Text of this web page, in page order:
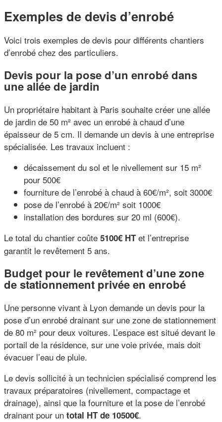
Exemples de devis d’enrobé
Voici trois exemples de devis pour différents chantiers
d’enrobé chez des particuliers.
Devis pour la pose d’un enrobé dans
une allée de jardin
Un propriétaire habitant à Paris souhaite créer une allée
de jardin de 50 m² avec un enrobé à chaud d’une
épaisseur de 5 cm. Il demande un devis à une entreprise
spécialisée. Les travaux incluent :
décaissement du sol et le nivellement sur 15 m²
pour 500€
fourniture de l’enrobé à chaud à 60€/m², soit 3000€
pose de l’enrobé à 20€/m² soit 1000€
installation des bordures sur 20 ml (600€).
Le total du chantier coûte 5100€ HTet l’entreprise
garantit le revêtement 5 ans.
Budget pour le revêtement d’une zone
de stationnement privée en enrobé
Une personne vivant à Lyon demande un devis pour la
pose d’un enrobé drainant sur une zone de stationnement
de 80 m² pour deux voitures. L’espace est situé devant le
portail de la résidence, sur une voie privée, mais doit
évacuer l’eau de pluie.
Le devis sollicité à un technicien spécialisé comprend les
travaux préparatoires (nivellement, compactage et
drainage), ainsi que la fourniture et la pose de l’enrobé
drainant pour un total HT de 10500€.